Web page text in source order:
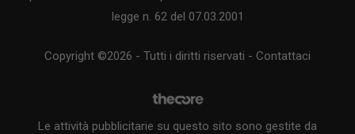
legge n. 62 del 07.03.2001
Copyright ©2026 - Tutti i diritti riservati - Contattaci
Le attività pubblicitarie su questo sito sono gestite da